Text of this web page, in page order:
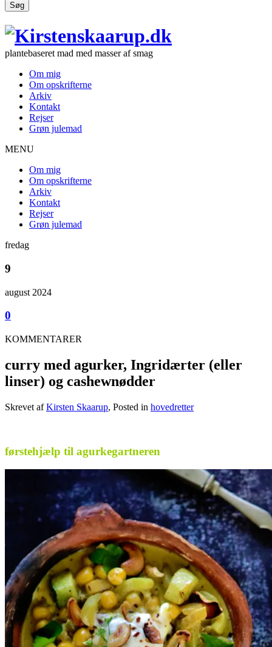
Søg
plantebaseret mad med masser af smag
Om mig
Om opskrifterne
Arkiv
Kontakt
Rejser
Grøn julemad
MENU
Om mig
Om opskrifterne
Arkiv
Kontakt
Rejser
Grøn julemad
fredag
9
august 2024
0
KOMMENTARER
curry med agurker, Ingridærter (eller
linser) og cashewnødder
Skrevet afKirsten Skaarup, Posted in hovedretter
førstehjælp til agurkegartneren